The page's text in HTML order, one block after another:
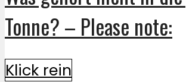
Tonne? – Please note:
Klick rein